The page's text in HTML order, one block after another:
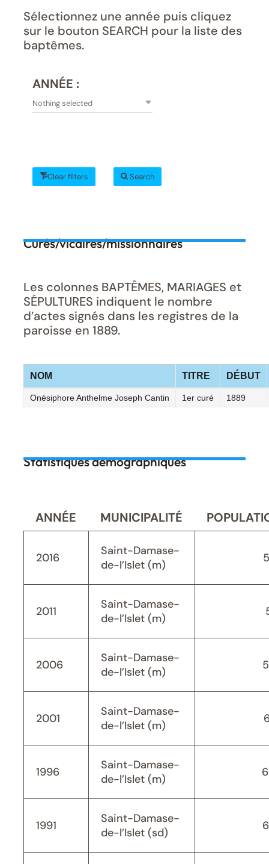
Sélectionnez une année puis cliquez
sur le bouton SEARCH pour la liste des
baptêmes.
ANNÉE :
Nothing selected
Clear filters Search
Curés/vicaires/missionnaires
Les colonnes BAPTÊMES, MARIAGES et
SÉPULTURES indiquent le nombre
d’actes signés dans les registres de la
paroisse en 1889.
NOM TITRE DÉBUT
Onésiphore Anthelme Joseph Cantin 1er curé 1889
Statistiques démographiques
ANNÉE MUNICIPALITÉ
2016
Saint-Damase-
de-l’Islet (m)
2011
Saint-Damase-
de-l’Islet (m)
2006
Saint-Damase-
de-l’Islet (m)
2001
Saint-Damase-
de-l’Islet (m)
1996
Saint-Damase-
de-l’Islet (m)
1991
Saint-Damase-
de-l’Islet (sd)